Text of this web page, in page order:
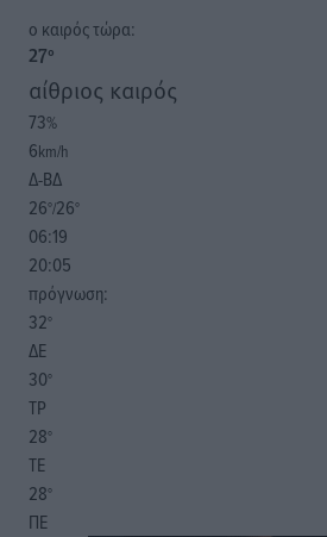
o καιρός τώρα:
27°
αίθριος καιρός
73%
6km/h
Δ-ΒΔ
26°/26°
06:19
20:05
πρόγνωση:
32°
ΔΕ
30°
ΤΡ
28°
ΤΕ
28°
ΠΕ